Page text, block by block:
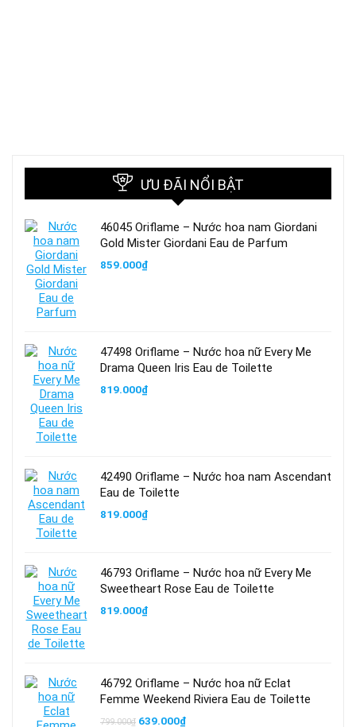
ƯU ĐÃI NỔI BẬT
46045 Oriflame – Nước hoa nam Giordani
Gold Mister Giordani Eau de Parfum
859.000₫
47498 Oriflame – Nước hoa nữ Every Me
Drama Queen Iris Eau de Toilette
819.000₫
42490 Oriflame – Nước hoa nam Ascendant
Eau de Toilette
819.000₫
46793 Oriflame – Nước hoa nữ Every Me
Sweetheart Rose Eau de Toilette
819.000₫
46792 Oriflame – Nước hoa nữ Eclat
Femme Weekend Riviera Eau de Toilette
799.000₫ Giá
639.000₫Giá